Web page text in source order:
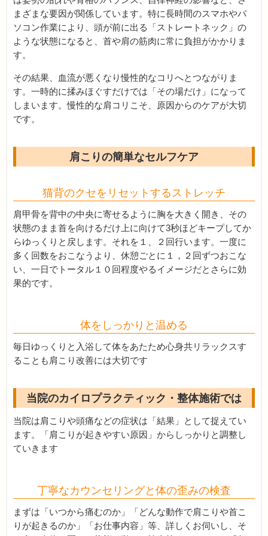
まざまな要因が関係しています。特に長時間のスマホやパ
ソコン作業により、頭が前に出る「ストレートネック」の
ような状態になると、首や肩の筋肉に常に負担がかかりま
す。
その結果、血流が悪くなり慢性的なコリへとつながりま
す。一時的に揉みほぐすだけでは「その場だけ」になって
しまいます。慢性的な肩コリこそ、原因からのケアが大切
です。
肩こりの簡単なセルフケア
猫背のクセをリセットするストレッチ
肩甲骨を背中の中央に寄せるように胸を大きく開き、その
状態のまま首を向けるだけ上に向けて3秒ほどキープしてか
らゆっくりと戻します。それを１、２回行います。一度に
多く回数をおこなうより、休憩ごとに１，２回ずつおこな
い、一日でトータル１０回程度やるイメージだとさらに効
果的です。
体をしっかりと温める
毎日ゆっくりと入浴して体をあたため心身共リラックスす
ることも肩こり改善には大切です
当院のカイロプラクティック・整体施術では
当院は肩こりや頭痛などの症状は「結果」として捉えてい
ます。「肩こりが起きやすい原因」からしっかりと調整し
ていきます
丁寧なカウンセリングと体の歪みの検査
まずは「いつから痛むのか」「どんな動作で肩こりや首こ
りが起きるのか」「お仕事内容」等、詳しくお伺いし、そ